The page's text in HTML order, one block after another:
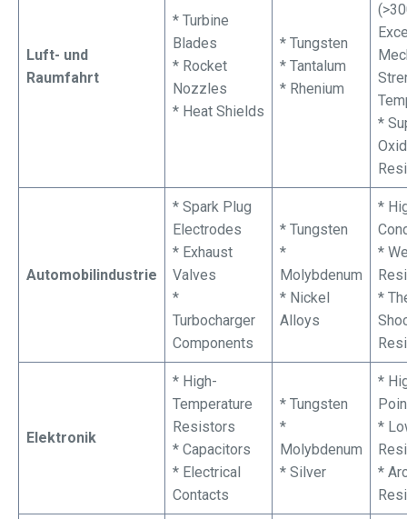
Luft- und
Raumfahrt
* Turbine
Blades
* Rocket
Nozzles
* Heat Shields
* Tungsten
* Tantalum
* Rhenium
*
Automobilindustrie
* Spark Plug
Electrodes
* Exhaust
Valves
*
Turbocharger
Components
* Tungsten
*
Molybdenum
* Nickel
Alloys
*
*
*
Elektronik
* High-
Temperature
Resistors
* Capacitors
* Electrical
Contacts
* Tungsten
*
Molybdenum
* Silver
*
*
*